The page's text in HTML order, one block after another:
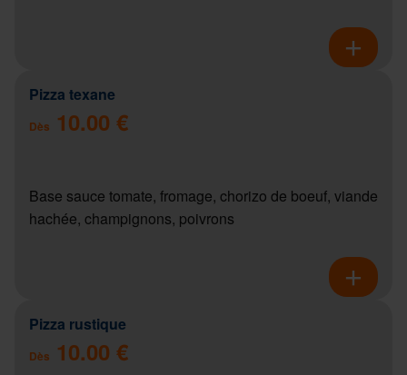
Pizza texane
Dès 10.00 €
Base sauce tomate, fromage, chorizo de boeuf, viande
hachée, champignons, poivrons
Pizza rustique
Dès 10.00 €